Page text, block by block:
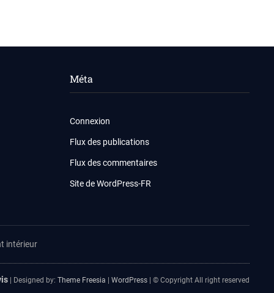
Méta
Connexion
Flux des publications
Flux des commentaires
Site de WordPress-FR
intérieur
| Designed by: Theme Freesia WordPress| © Copyright All right reserved